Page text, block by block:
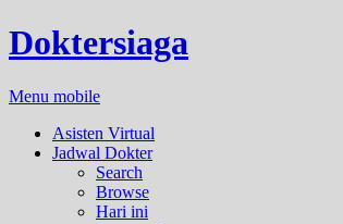
Doktersiaga
Menu mobile
Asisten Virtual
Jadwal Dokter
Search
Browse
Hari ini